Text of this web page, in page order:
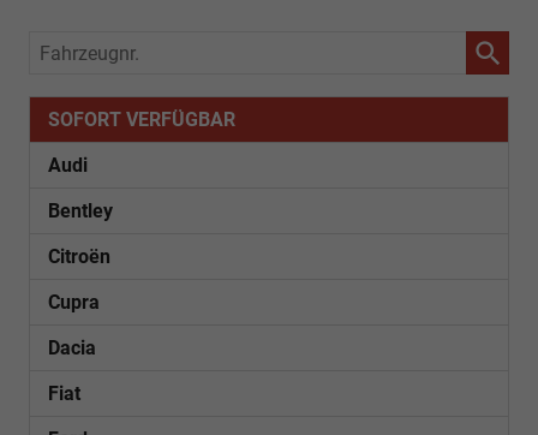
Fahrzeugnr.
SOFORT VERFÜGBAR
Audi
Bentley
Citroën
Cupra
Dacia
Fiat